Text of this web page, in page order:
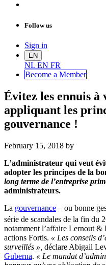
Follow us
Sign in
EN
NL EN FR
Become a Member
Évitez les ennuis
appliquant les
gouvernance !
February 15, 2018 by
L’administrateur qui veut
adopter les principes de la
long terme de l’entreprise
administrateurs.
La gouvernance – ou bonne
série de scandales de la fin du
notamment l’affaire Lernout &
actions Fortis. « Les conseils
surveillés », déclare Abigail
Guberna. « Le mandat